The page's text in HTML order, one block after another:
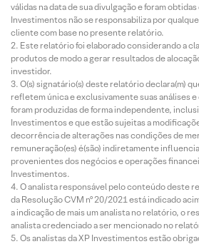
válidas na data de sua divulgação e foram
Investimentos não se responsabiliza por
cliente com base no presente relatório.
Este relatório foi elaborado considerando a
produtos de modo a gerar resultados de
investidor.
O(s) signatário(s) deste relatório declara(m)
refletem única e exclusivamente suas análises
foram produzidas de forma independente,
Investimentos e que estão sujeitas a
decorrência de alterações nas condições de
remuneração(es) é(são) indiretamente
provenientes dos negócios e operações
Investimentos.
O analista responsável pelo conteúdo deste
da Resolução CVM nº 20/2021 está indicado
a indicação de mais um analista no relatório, o
analista credenciado a ser mencionado no
Os analistas da XP Investimentos estão